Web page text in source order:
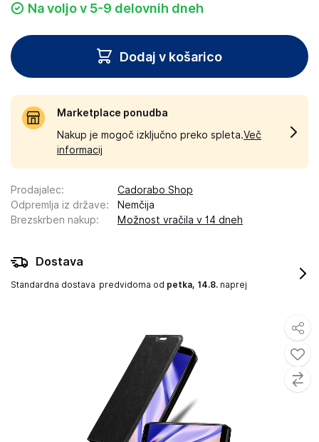
Na voljo v 5-9 delovnih dneh
Dodaj v košarico
Marketplace ponudba
Nakup je mogoč izključno preko spleta.Več
informacij
Prodajalec:
Cadorabo Shop
Odpremlja iz države:
Nemčija
Brezskrben nakup: Možnost vračila v 14 dneh
Dostava
Standardna dostava predvidoma od petka, 14.8. naprej